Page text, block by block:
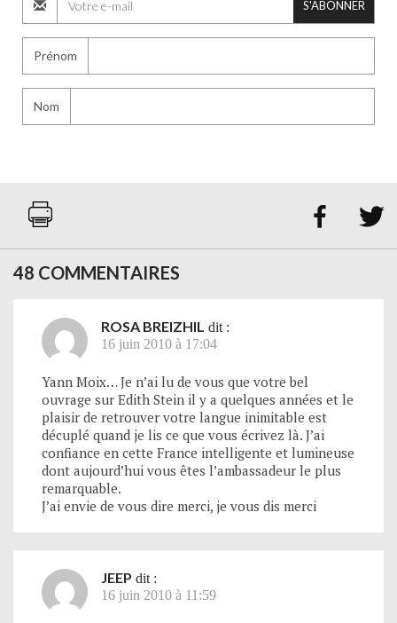
S'ABONNER
Prénom
Nom
 
48 COMMENTAIRES
ROSA BREIZHIL dit :
16 juin 2010 à 17:04
Yann Moix… Je n’ai lu de vous que votre bel
ouvrage sur Edith Stein il y a quelques années et le
plaisir de retrouver votre langue inimitable est
décuplé quand je lis ce que vous écrivez là. J’ai
confiance en cette France intelligente et lumineuse
dont aujourd’hui vous êtes l’ambassadeur le plus
remarquable.
J’ai envie de vous dire merci, je vous dis merci
JEEP dit :
16 juin 2010 à 11:59